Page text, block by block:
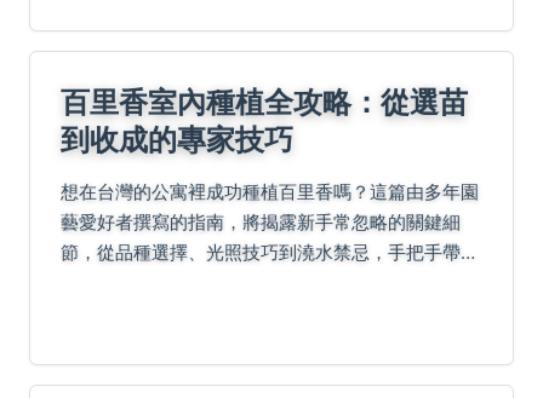
百里香室內種植全攻略：從選苗
到收成的專家技巧
想在台灣的公寓裡成功種植百里香嗎？這篇由多年園
藝愛好者撰寫的指南，將揭露新手常忽略的關鍵細
節，從品種選擇、光照技巧到澆水禁忌，手把手帶你